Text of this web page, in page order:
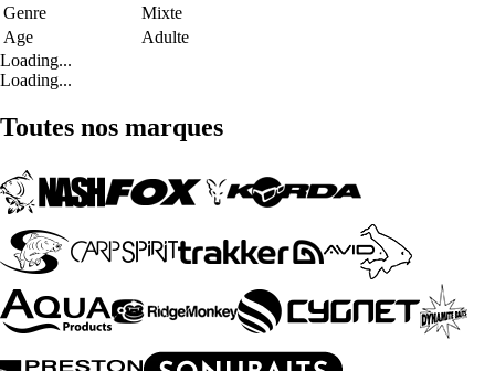
Genre
Mixte
Age
Adulte
Loading...
Loading...
Toutes nos marques